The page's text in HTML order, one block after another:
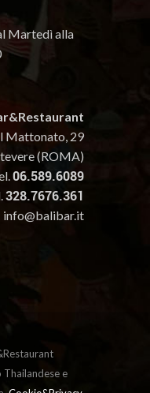
Martedì alla
Mattonato, 29
(ROMA)
06.589.6089
328.7676.361
info@balibar.it
Thailandese e